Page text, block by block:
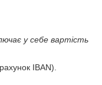
у себе вартість
IBAN).